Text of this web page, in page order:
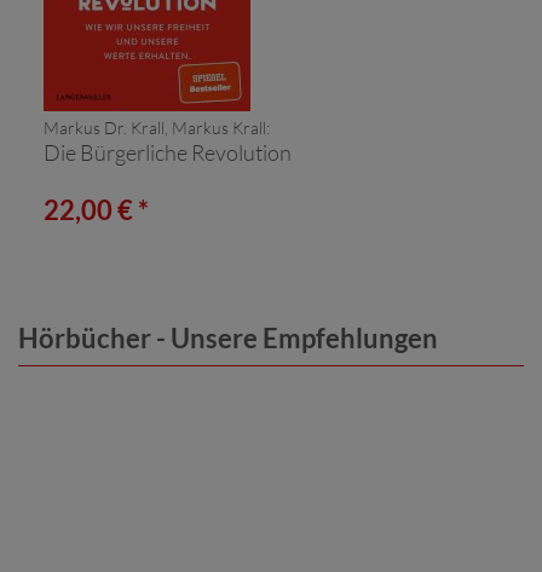
Markus Dr. Krall, Markus Krall:
Die Bürgerliche Revolution
22,00 € *
Hörbücher - Unsere Empfehlungen